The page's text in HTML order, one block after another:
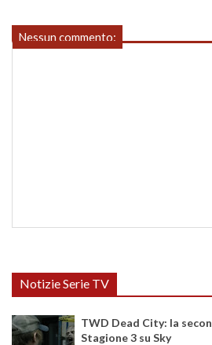
Nessun commento:
Notizie Serie TV
TWD Dead City: la
Stagione 3 su Sky